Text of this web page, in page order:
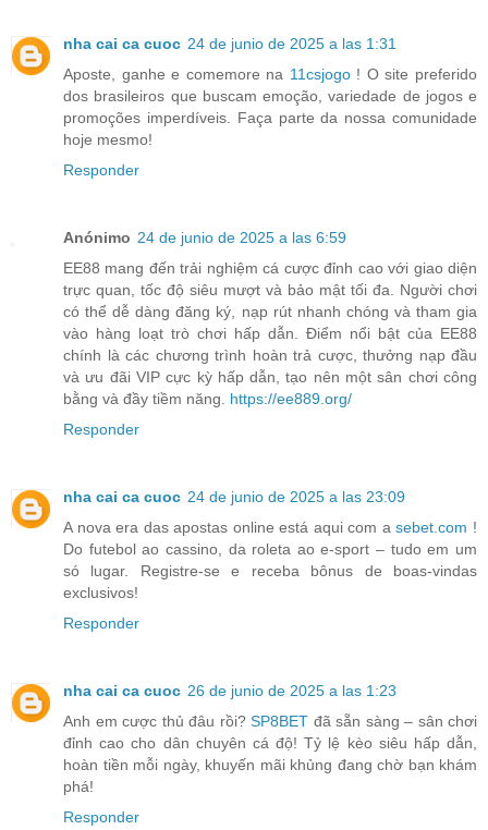
nha cai ca cuoc 24 de junio de 2025 a las 1:31
Aposte, ganhe e comemore na 11csjogo! O site preferido
dos brasileiros que buscam emoção, variedade de jogos e
promoções imperdíveis. Faça parte da nossa comunidade
hoje mesmo!
Responder
Anónimo 24 de junio de 2025 a las 6:59
EE88 mang đến trải nghiệm cá cược đỉnh cao với giao diện
trực quan, tốc độ siêu mượt và bảo mật tối đa. Người chơi
có thể dễ dàng đăng ký, nạp rút nhanh chóng và tham gia
vào hàng loạt trò chơi hấp dẫn. Điểm nổi bật của EE88
chính là các chương trình hoàn trả cược, thưởng nạp đầu
và ưu đãi VIP cực kỳ hấp dẫn, tạo nên một sân chơi công
bằng và đầy tiềm năng. https://ee889.org/
Responder
nha cai ca cuoc 24 de junio de 2025 a las 23:09
A nova era das apostas online está aqui com asebet.com !
Do futebol ao cassino, da roleta ao e-sport – tudo em um
só lugar. Registre-se e receba bônus de boas-vindas
exclusivos!
Responder
nha cai ca cuoc 26 de junio de 2025 a las 1:23
Anh em cược thủ đâu rồi? SP8BET đã sẵn sàng – sân chơi
đỉnh cao cho dân chuyên cá độ! Tỷ lệ kèo siêu hấp dẫn,
hoàn tiền mỗi ngày, khuyến mãi khủng đang chờ bạn khám
phá!
Responder